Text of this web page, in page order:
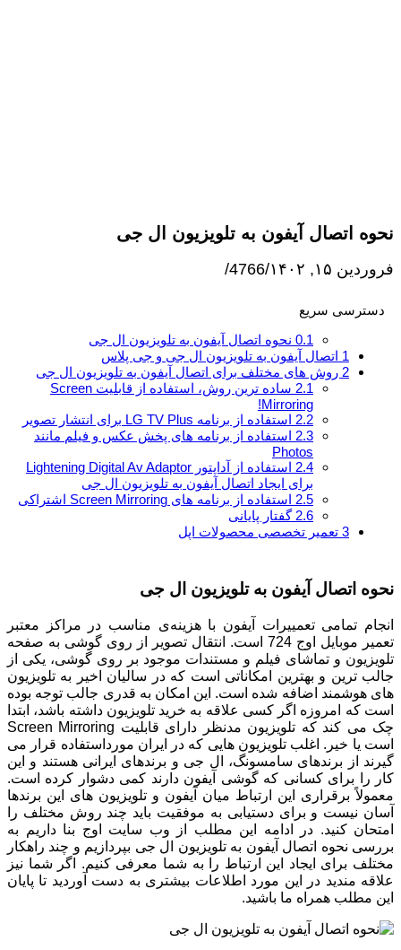
نحوه اتصال آیفون به تلویزیون ال جی
فروردین ۱۵, ۱۴۰۲ /
4766
/
دسترسی سریع
0.1 نحوه اتصال آیفون به تلویزیون ال جی
1 اتصال آیفون به تلویزیون ال جی و جی پلاس
2 روش های مختلف برای اتصال آیفون به تلویزیون ال جی
2.1
ساده ترین روش، استفاده از قابلیت Screen
Mirroring!
2.2 استفاده از برنامه LG TV Plus برای انتشار تصویر
2.3 استفاده از برنامه های پخش عکس و فیلم مانند
Photos
2.4
استفاده از آداپتور Lightening Digital Av Adaptor
برای ایجاد اتصال آیفون به تلویزیون ال جی
2.5 استفاده از برنامه های Screen Mirroring اشتراکی
2.6 گفتار پایانی
3 تعمیر تخصصی محصولات اپل
نحوه اتصال آیفون به تلویزیون ال جی
انجام تمامی تعمییرات آیفون با هزینه‌ی مناسب در مراکز معتبر
تعمیر موبایل اوج 724 است. انتقال تصویر از روی گوشی به صفحه
تلویزیون و تماشای فیلم و مستندات موجود بر روی گوشی، یکی از
جالب ترین و بهترین امکاناتی است که در سالیان اخیر به تلویزیون
های هوشمند اضافه شده است. این امکان به قدری جالب توجه بوده
است که امروزه اگر کسی علاقه به خرید تلویزیون داشته باشد، ابتدا
چک می کند که تلویزیون مدنظر دارای قابلیت Screen Mirroring
است یا خیر. اغلب تلویزیون هایی که در ایران مورداستفاده قرار می
گیرند از برندهای سامسونگ، ال جی و برندهای ایرانی هستند و این
کار را برای کسانی که گوشی آیفون دارند کمی دشوار کرده است.
معمولاً برقراری این ارتباط میان آیفون و تلویزیون های این برندها
آسان نیست و برای دستیابی به موفقیت باید چند روش مختلف را
امتحان کنید. در ادامه این مطلب از وب سایت اوج بنا داریم به
بررسی نحوه اتصال آیفون به تلویزیون ال جی بپردازیم و چند راهکار
مختلف برای ایجاد این ارتباط را به شما معرفی کنیم. اگر شما نیز
علاقه مندید در این مورد اطلاعات بیشتری به دست آوردید تا پایان
این مطلب همراه ما باشید.